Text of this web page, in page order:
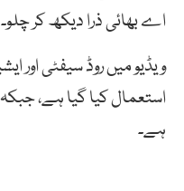
اے بھائی ذرا دیکھ کر چلو۔
ویڈیو میں روڈ سیفٹی اور
استعمال کیا گیا ہے،
ہے۔